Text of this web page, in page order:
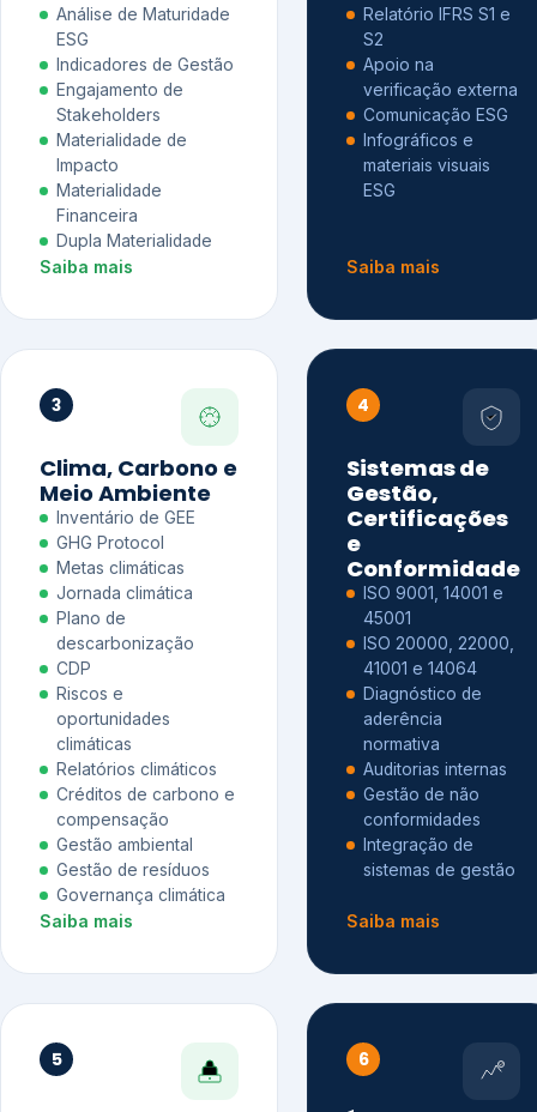
Análise de Maturidade
ESG
Indicadores de Gestão
Engajamento de
Stakeholders
Materialidade de
Impacto
Materialidade
Financeira
Dupla Materialidade
Saiba mais
Relatório IFRS S1 e
S2
Apoio na
verificação externa
Comunicação ESG
Infográficos e
materiais visuais
ESG
Saiba mais
3
Clima, Carbono e
Meio Ambiente
Inventário de GEE
GHG Protocol
Metas climáticas
Jornada climática
Plano de
descarbonização
CDP
Riscos e
oportunidades
climáticas
Relatórios climáticos
Créditos de carbono e
compensação
Gestão ambiental
Gestão de resíduos
Governança climática
Saiba mais
4
Sistemas de
Gestão,
Certificações
e
Conformidade
ISO 9001, 14001 e
45001
ISO 20000, 22000,
41001 e 14064
Diagnóstico de
aderência
normativa
Auditorias internas
Gestão de não
conformidades
Integração de
sistemas de gestão
Saiba mais
5 6